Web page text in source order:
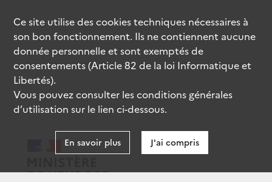
Ce site utilise descookiestechniques nécessaires à
son bon fonctionnement. Ils ne contiennent aucune
donnée personnelle et sont exemptés de
consentements (Article 82 de la loi Informatique et
Libertés).
Vous pouvez consulter les conditions générales
d’utilisation sur le lien ci-dessous.
En savoir plus J'ai compris